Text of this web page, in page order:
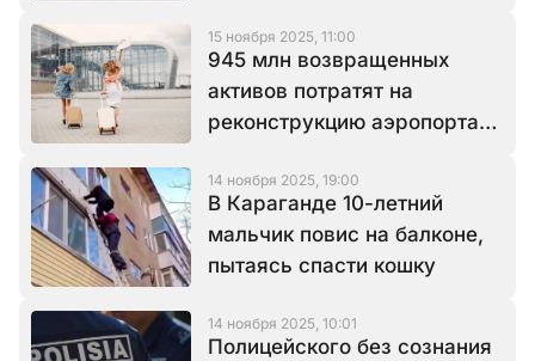
15 ноября 2025, 11:00
945 млн возвращенных
активов потратят на
реконструкцию аэропорта
14 ноября 2025, 19:00
В Караганде 10-летний
мальчик повис на балконе,
пытаясь спасти кошку
14 ноября 2025, 10:01
Полицейского без сознания